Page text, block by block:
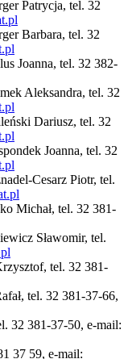
Patrycja, tel. 32
Barbara, tel. 32
Joanna, tel. 32 382-
Aleksandra, tel. 32
Dariusz, tel. 32
Joanna, tel. 32
Cesarz Piotr, tel.
Michał, tel. 32 381-
Sławomir, tel.
tel. 32 381-
tel. 32 381-37-66,
32 381-37-50, e-mail:
37 59, e-mail: